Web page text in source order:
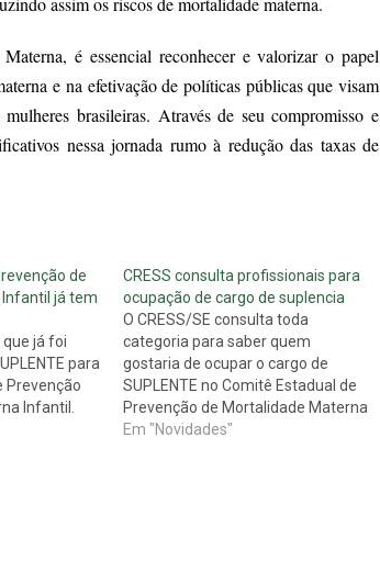
é essencial reconhecer e valorizar o papel
e na efetivação de políticas públicas que visam
brasileiras. Através de seu compromisso e
nessa jornada rumo à redução das taxas de
de
já tem
que já foi
para
Prevenção
Infantil.
CRESS consulta profissionais para
ocupação de cargo de suplencia
O CRESS/SE consulta toda
categoria para saber quem
gostaria de ocupar o cargo de
SUPLENTE no Comitê Estadual de
Prevenção de Mortalidade Materna
Infantil. Interessados, favor entrar
Em "Novidades"